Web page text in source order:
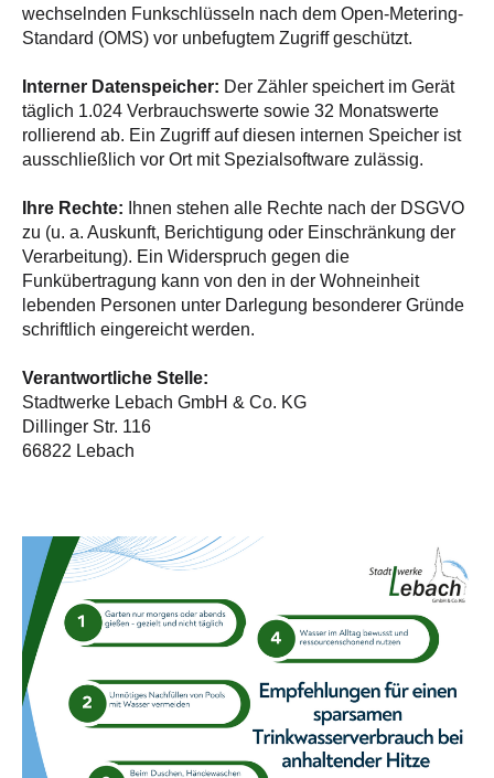
wechselnden Funkschlüsseln nach dem Open-Metering-
Standard (OMS) vor unbefugtem Zugriff geschützt.
Interner Datenspeicher: Der Zähler speichert im Gerät
täglich 1.024 Verbrauchswerte sowie 32 Monatswerte
rollierend ab. Ein Zugriff auf diesen internen Speicher ist
ausschließlich vor Ort mit Spezialsoftware zulässig.
Ihre Rechte: Ihnen stehen alle Rechte nach der DSGVO
zu (u. a. Auskunft, Berichtigung oder Einschränkung der
Verarbeitung). Ein Widerspruch gegen die
Funkübertragung kann von den in der Wohneinheit
lebenden Personen unter Darlegung besonderer Gründe
schriftlich eingereicht werden.
Verantwortliche Stelle:
Stadtwerke Lebach GmbH & Co. KG
Dillinger Str. 116
66822 Lebach